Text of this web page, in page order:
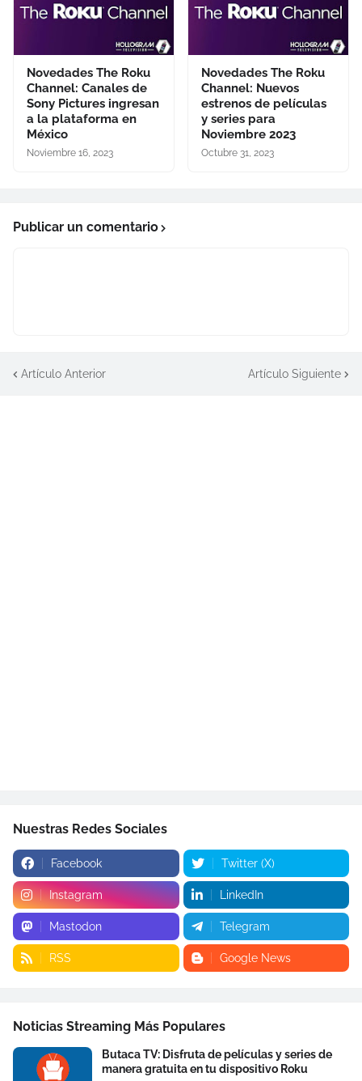
Novedades The Roku
Channel: Canales de
Sony Pictures ingresan
a la plataforma en
México
Noviembre 16, 2023
Novedades The Roku
Channel: Nuevos
estrenos de películas
y series para
Noviembre 2023
Octubre 31, 2023
Publicar un comentario
Artículo Anterior Artículo Siguiente
Nuestras Redes Sociales
Facebook Twitter (X)
Instagram LinkedIn
Mastodon Telegram
RSS Google News
Noticias Streaming Más Populares
Butaca TV: Disfruta de películas y series de
manera gratuita en tu dispositivo Roku